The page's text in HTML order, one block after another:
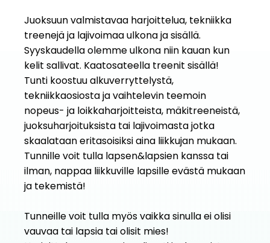
Juoksuun valmistavaa harjoittelua, tekniikka
treenejä ja lajivoimaa ulkona ja sisällä.
Syyskaudella olemme ulkona niin kauan kun
kelit sallivat. Kaatosateella treenit sisällä!
Tunti koostuu alkuverryttelystä,
tekniikkaosiosta ja vaihtelevin teemoin
nopeus- ja loikkaharjoitteista, mäkitreeneistä,
juoksuharjoituksista tai lajivoimasta jotka
skaalataan eritasoisiksi aina liikkujan mukaan.
Tunnille voit tulla lapsen&lapsien kanssa tai
ilman, nappaa liikkuville lapsille evästä mukaan
ja tekemistä!
Tunneille voit tulla myös vaikka sinulla ei olisi
vauvaa tai lapsia tai olisit mies!